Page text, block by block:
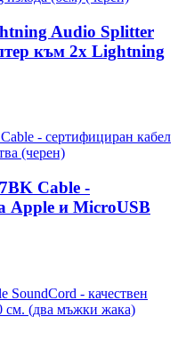
Audio Splitter
към 2x Lightning
Cable -
Apple и MicroUSB